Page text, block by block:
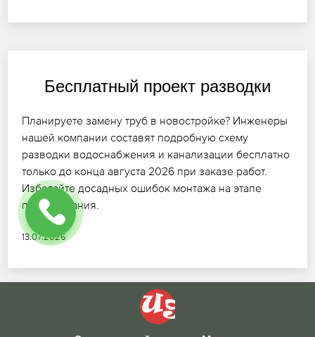
Бесплатный проект разводки
Планируете замену труб в новостройке? Инженеры
нашей компании составят подробную схему
разводки водоснабжения и канализации бесплатно
только до конца августа 2026 при заказе работ.
Избегайте досадных ошибок монтажа на этапе
планирования.
13.07.2026